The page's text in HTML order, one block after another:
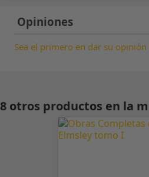
Opiniones
Sea el primero en dar su opinión
8 otros productos en la